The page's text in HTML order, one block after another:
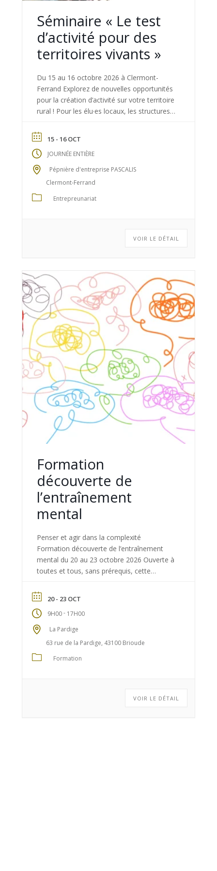
Séminaire « Le test
d’activité pour des
territoires vivants »
Du 15 au 16 octobre 2026 à Clermont-
Ferrand Explorez de nouvelles opportunités
pour la création d’activité sur votre territoire
rural ! Pour les élu·es locaux, les structures
développement, et les acteur·ices agri-
ruraux. Programme Téléchargez le
programme détaillé ici ! Jour 1 • Découvrir le
test d’activités et son potentiel pour les […]
15 - 16 OCT
JOURNÉE ENTIÈRE
Pépnière d'entreprise PASCALIS
Clermont-Ferrand
Entrepreunariat
VOIR LE DÉTAIL
Formation
découverte de
l’entraînement
mental
Penser et agir dans la complexité
Formation découverte de l’entraînement
mental du 20 au 23 octobre 2026 Ouverte à
toutes et tous, sans prérequis, cette
de l’entraînement mental, issue de
l’éducation populaire. Elle permet de
développer une pensée critique autonome,
de mieux comprendre les situations
complexes et de construire […]
20 - 23 OCT
9H00- 17H00
La Pardige
63 rue de la Pardige, 43100 Brioude
Formation
VOIR LE DÉTAIL